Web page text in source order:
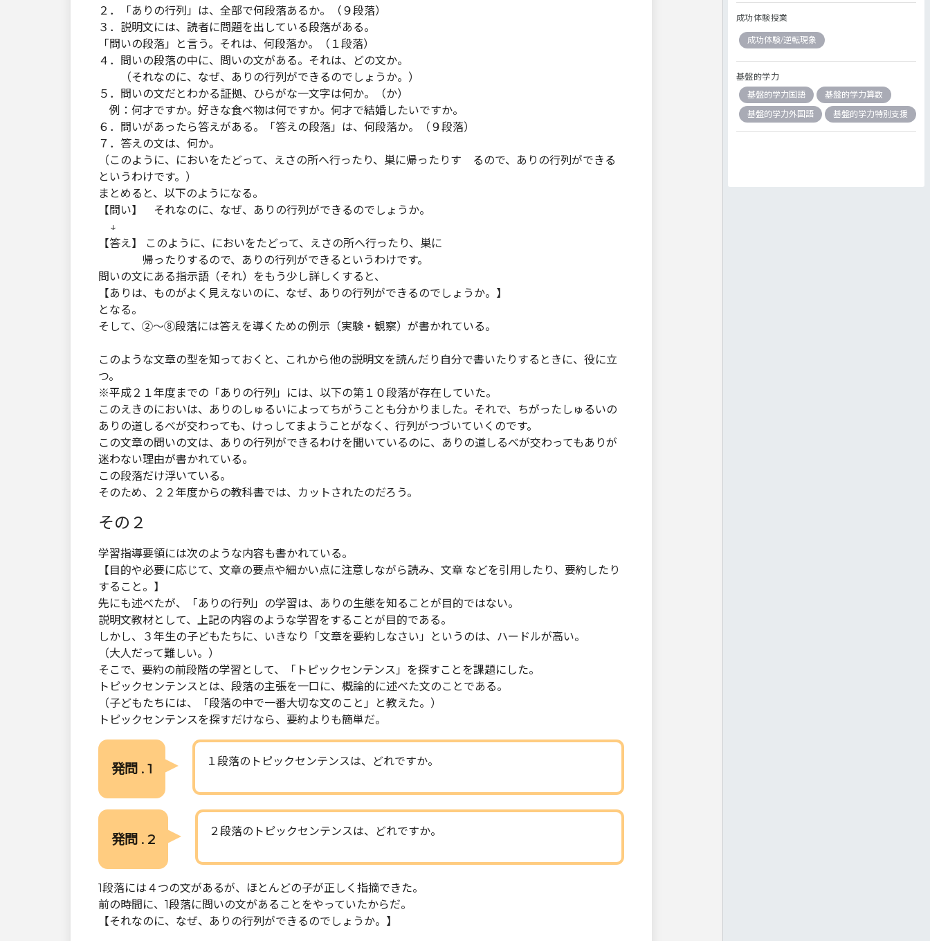
２．「ありの行列」は、全部で何段落あるか。（９段落）
３．説明文には、読者に問題を出している段落がある。
「問いの段落」と言う。それは、何段落か。（１段落）
４．問いの段落の中に、問いの文がある。それは、どの文か。
（それなのに、なぜ、ありの行列ができるのでしょうか。）
５．問いの文だとわかる証拠、ひらがな一文字は何か。（か）
例：何才ですか。好きな食べ物は何ですか。何才で結婚したいですか。
６．問いがあったら答えがある。「答えの段落」は、何段落か。（９段落）
７．答えの文は、何か。
（このように、においをたどって、えさの所へ行ったり、巣に帰ったりす るので、ありの行列ができる
というわけです。）
まとめると、以下のようになる。
【問い】 それなのに、なぜ、ありの行列ができるのでしょうか。
↓
【答え】 このように、においをたどって、えさの所へ行ったり、巣に
帰ったりするので、ありの行列ができるというわけです。
問いの文にある指示語（それ）をもう少し詳しくすると、
【ありは、ものがよく見えないのに、なぜ、ありの行列ができるのでしょうか。】
となる。
そして、②～⑧段落には答えを導くための例示（実験・観察）が書かれている。
このような文章の型を知っておくと、これから他の説明文を読んだり自分で書いたりするときに、役に立
つ。
※平成２１年度までの「ありの行列」には、以下の第１０段落が存在していた。
このえきのにおいは、ありのしゅるいによってちがうことも分かりました。それで、ちがったしゅるいの
ありの道しるべが交わっても、けっしてまようことがなく、行列がつづいていくのです。
この文章の問いの文は、ありの行列ができるわけを聞いているのに、ありの道しるべが交わってもありが
迷わない理由が書かれている。
この段落だけ浮いている。
そのため、２２年度からの教科書では、カットされたのだろう。
その２
学習指導要領には次のような内容も書かれている。
【目的や必要に応じて、文章の要点や細かい点に注意しながら読み、文章 などを引用したり、要約したり
すること。】
先にも述べたが、「ありの行列」の学習は、ありの生態を知ることが目的ではない。
説明文教材として、上記の内容のような学習をすることが目的である。
しかし、３年生の子どもたちに、いきなり「文章を要約しなさい」というのは、ハードルが高い。
（大人だって難しい。）
そこで、要約の前段階の学習として、「トピックセンテンス」を探すことを課題にした。
トピックセンテンスとは、段落の主張を一口に、概論的に述べた文のことである。
（子どもたちには、「段落の中で一番大切な文のこと」と教えた。）
トピックセンテンスを探すだけなら、要約よりも簡単だ。
発問 . 1 １段落のトピックセンテンスは、どれですか。
発問 . 2 ２段落のトピックセンテンスは、どれですか。
1段落には４つの文があるが、ほとんどの子が正しく指摘できた。
前の時間に、1段落に問いの文があることをやっていたからだ。
【それなのに、なぜ、ありの行列ができるのでしょうか。】
成功体験授業
成功体験/逆転現象
基盤的学力
基盤的学力国語
基盤的学力算数
基盤的学力外国語
基盤的学力特別支援